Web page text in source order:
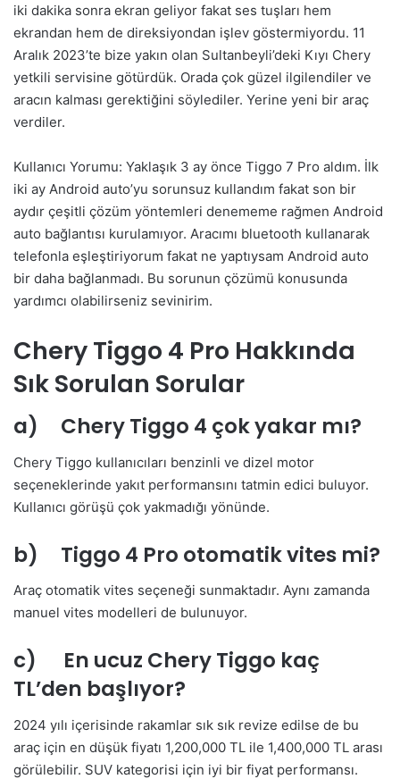
iki dakika sonra ekran geliyor fakat ses tuşları hem
ekrandan hem de direksiyondan işlev göstermiyordu. 11
Aralık 2023’te bize yakın olan Sultanbeyli’deki Kıyı Chery
yetkili servisine götürdük. Orada çok güzel ilgilendiler ve
aracın kalması gerektiğini söylediler. Yerine yeni bir araç
verdiler.
Kullanıcı Yorumu: Yaklaşık 3 ay önce Tiggo 7 Pro aldım. İlk
iki ay Android auto’yu sorunsuz kullandım fakat son bir
aydır çeşitli çözüm yöntemleri denememe rağmen Android
auto bağlantısı kurulamıyor. Aracımı bluetooth kullanarak
telefonla eşleştiriyorum fakat ne yaptıysam Android auto
bir daha bağlanmadı. Bu sorunun çözümü konusunda
yardımcı olabilirseniz sevinirim.
Chery Tiggo 4 Pro Hakkında
Sık Sorulan Sorular
a) Chery Tiggo 4 çok yakar mı?
Chery Tiggo kullanıcıları benzinli ve dizel motor
seçeneklerinde yakıt performansını tatmin edici buluyor.
Kullanıcı görüşü çok yakmadığı yönünde.
b) Tiggo 4 Pro otomatik vites mi?
Araç otomatik vites seçeneği sunmaktadır. Aynı zamanda
manuel vites modelleri de bulunuyor.
c) En ucuz Chery Tiggo kaç
TL’den başlıyor?
2024 yılı içerisinde rakamlar sık sık revize edilse de bu
araç için en düşük fiyatı 1,200,000 TL ile 1,400,000 TL arası
görülebilir. SUV kategorisi için iyi bir fiyat performansı.